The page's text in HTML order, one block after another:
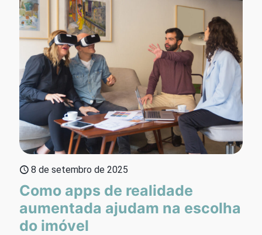
8 de setembro de 2025
Como apps de realidade
aumentada ajudam na escolha
do imóvel